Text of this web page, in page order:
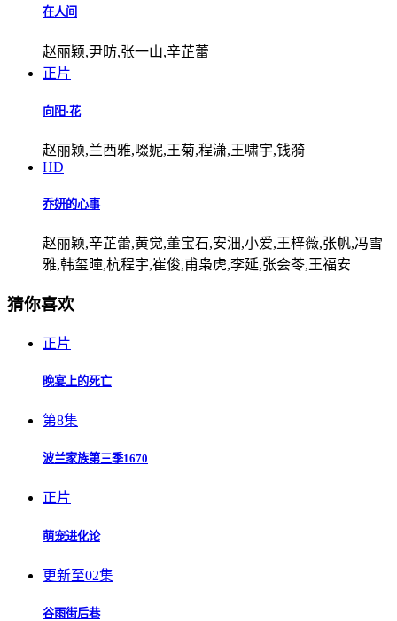
在人间
赵丽颖,尹昉,张一山,辛芷蕾
正片
向阳·花
赵丽颖,兰西雅,啜妮,王菊,程潇,王啸宇,钱漪
HD
乔妍的心事
赵丽颖,辛芷蕾,黄觉,董宝石,安沺,小爱,王梓薇,张帆,冯雪
雅,韩玺曈,杭程宇,崔俊,甫枭虎,李延,张会苓,王福安
猜你喜欢
正片
晚宴上的死亡
第8集
波兰家族第三季1670
正片
萌宠进化论
更新至02集
谷雨街后巷